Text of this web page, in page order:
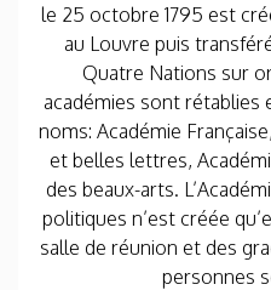
le 25 octobre 1795 est
au Louvre puis
Quatre Nations sur
académies sont rétablies
noms: Académie
et belles lettres,
des beaux-arts.
politiques n’est créée
salle de réunion et des
personnes